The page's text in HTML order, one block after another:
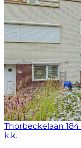
Thorbeckelaan 184
k.k.